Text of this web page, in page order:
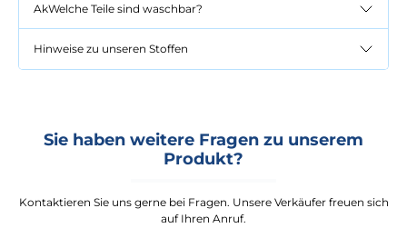
AkWelche Teile sind waschbar?
Hinweise zu unseren Stoffen
Sie haben weitere Fragen zu unserem
Produkt?
Kontaktieren Sie uns gerne bei Fragen. Unsere Verkäufer freuen sich
auf Ihren Anruf.